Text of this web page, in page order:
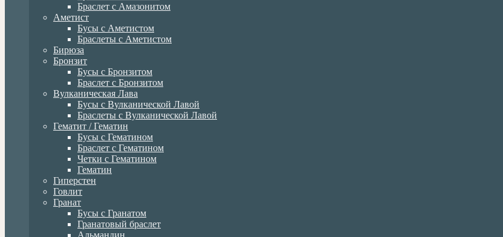
Браслет с Амазонитом
Аметист
Бусы с Аметистом
Браслеты с Аметистом
Бирюза
Бронзит
Бусы с Бронзитом
Браслет с Бронзитом
Вулканическая Лава
Бусы с Вулканической Лавой
Браслеты с Вулканической Лавой
Гематит / Гематин
Бусы с Гематином
Браслет с Гематином
Четки с Гематином
Гематин
Гиперстен
Говлит
Гранат
Бусы с Гранатом
Гранатовый браслет
Альмандин